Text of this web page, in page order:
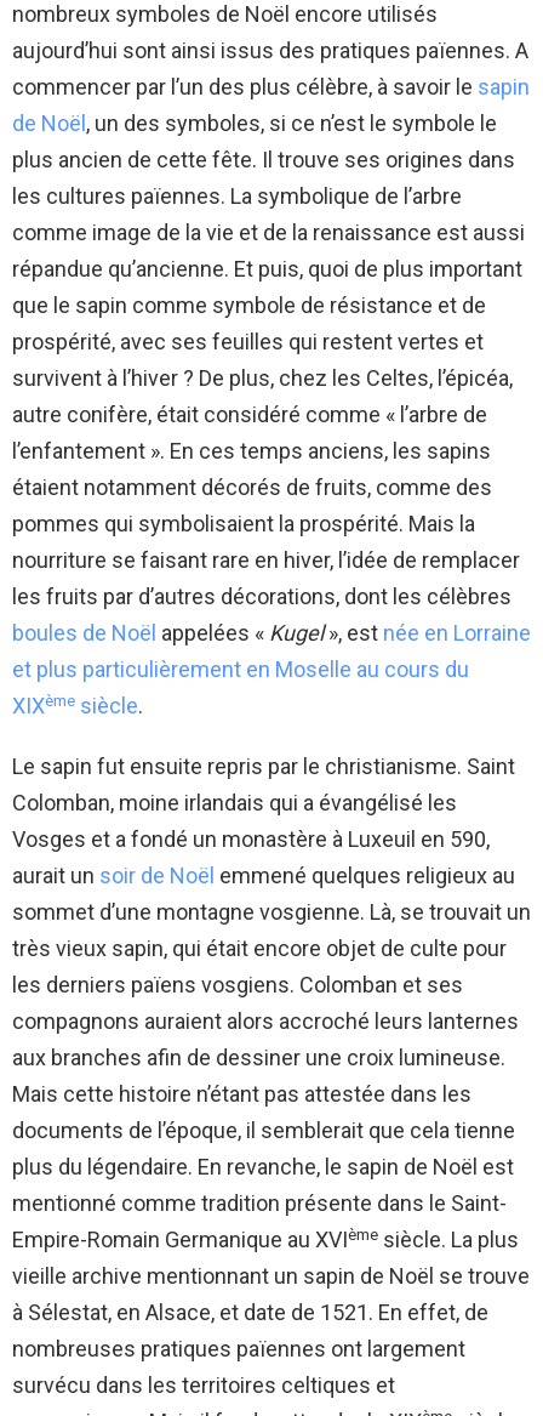
nombreux symboles de Noël encore utilisés
aujourd’hui sont ainsi issus des pratiques païennes. A
commencer par l’un des plus célèbre, à savoir le sapin
de Noël , un des symboles, si ce n’est le symbole le
plus ancien de cette fête. Il trouve ses origines dans
les cultures païennes. La symbolique de l’arbre
comme image de la vie et de la renaissance est aussi
répandue qu’ancienne. Et puis, quoi de plus important
que le sapin comme symbole de résistance et de
prospérité, avec ses feuilles qui restent vertes et
survivent à l’hiver ? De plus, chez les Celtes, l’épicéa,
autre conifère, était considéré comme « l’arbre de
l’enfantement ». En ces temps anciens, les sapins
étaient notamment décorés de fruits, comme des
pommes qui symbolisaient la prospérité. Mais la
nourriture se faisant rare en hiver, l’idée de remplacer
les fruits par d’autres décorations, dont les célèbres
boules de Noël appelées « Kugel», est née en Lorraine
et plus particulièrement en Moselle au cours du
XIXème siècle.
Le sapin fut ensuite repris par le christianisme. Saint
Colomban, moine irlandais qui a évangélisé les
Vosges et a fondé un monastère à Luxeuil en 590,
aurait un soir de Noël emmené quelques religieux au
sommet d’une montagne vosgienne. Là, se trouvait un
très vieux sapin, qui était encore objet de culte pour
les derniers païens vosgiens. Colomban et ses
compagnons auraient alors accroché leurs lanternes
aux branches afin de dessiner une croix lumineuse.
Mais cette histoire n’étant pas attestée dans les
documents de l’époque, il semblerait que cela tienne
plus du légendaire. En revanche, le sapin de Noël est
mentionné comme tradition présente dans le Saint-
Empire-Romain Germanique au XVIème siècle. La plus
vieille archive mentionnant un sapin de Noël se trouve
à Sélestat, en Alsace, et date de 1521. En effet, de
nombreuses pratiques païennes ont largement
survécu dans les territoires celtiques et